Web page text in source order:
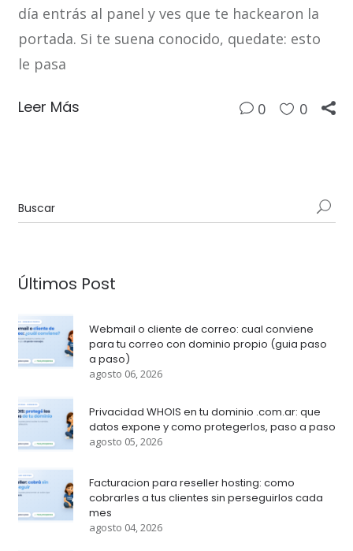
día entrás al panel y ves que te hackearon la
portada. Si te suena conocido, quedate: esto
le pasa
Leer Más 0 0
Últimos Post
Webmail o cliente de correo: cual conviene
para tu correo con dominio propio (guia paso
a paso)
agosto 06, 2026
Privacidad WHOIS en tu dominio .com.ar: que
datos expone y como protegerlos, paso a paso
agosto 05, 2026
Facturacion para reseller hosting: como
cobrarles a tus clientes sin perseguirlos cada
mes
agosto 04, 2026